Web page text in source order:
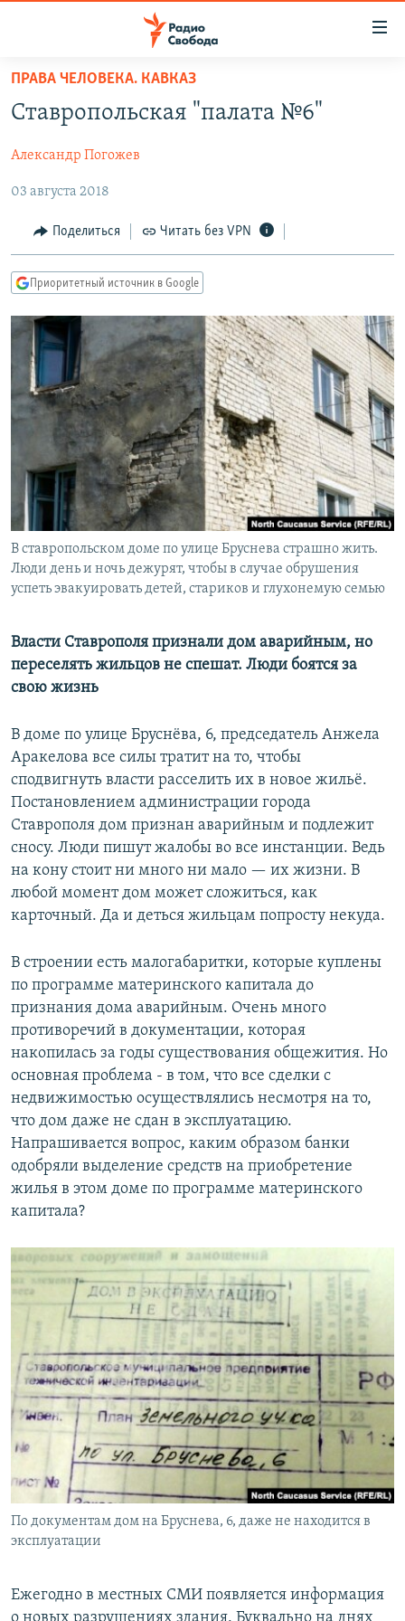
упрощенного
доступа
содержанию
Вернутся
главной
навигации
Вернутся
поиску
ПОДКАСТЫ
АВТОРСКИЕ ПРОЕКТЫ
ЦИТАТЫ СВОБОДЫ
МНЕНИЯ
КУЛЬТУРА
IDEL.РЕАЛИИ
КАВКАЗ.РЕАЛИИ
СЕВЕР.РЕАЛИИ
СИБИРЬ.РЕАЛИИ
РАСПИСАНИЕ ВЕЩАНИЯ
ПОДПИШИТЕСЬ НА РАССЫЛКУ
СОЦИАЛЬНЫЕ СЕТИ
ПРАВА ЧЕЛОВЕКА. КАВКАЗ
Ставропольская "палата №6"
Александр Погожев
03 августа 2018
Поделиться Читать без VPN
Приоритетный источник в Google
В ставропольском доме по улице Бруснева страшно жить.
Люди день и ночь дежурят, чтобы в случае обрушения
успеть эвакуировать детей, стариков и глухонемую семью
Власти Ставрополя признали дом аварийным, но
переселять жильцов не спешат. Люди боятся за
свою жизнь
В доме по улице Бруснёва, 6, председатель Анжела
Аракелова все силы тратит на то, чтобы
сподвигнуть власти расселить их в новое жильё.
Постановлением администрации города
Ставрополя дом признан аварийным и подлежит
сносу. Люди пишут жалобы во все инстанции. Ведь
на кону стоит ни много ни мало — их жизни. В
любой момент дом может сложиться, как
карточный. Да и деться жильцам попросту некуда.
В строении есть малогабаритки, которые куплены
по программе материнского капитала до
признания дома аварийным. Очень много
противоречий в документации, которая
накопилась за годы существования общежития. Но
основная проблема - в том, что все сделки с
недвижимостью осуществлялись несмотря на то,
что дом даже не сдан в эксплуатацию.
Напрашивается вопрос, каким образом банки
одобряли выделение средств на приобретение
жилья в этом доме по программе материнского
капитала?
По документам дом на Бруснева, 6, даже не находится в
эксплуатации
Ежегодно в местных СМИ появляется информация